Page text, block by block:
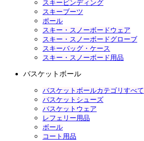
スキービンディング
スキーブーツ
ポール
スキー・スノーボードウェア
スキー・スノーボードグローブ
スキーバッグ・ケース
スキー・スノーボード用品
バスケットボール
バスケットボールカテゴリすべて
バスケットシューズ
バスケットウェア
レフェリー用品
ボール
コート用品